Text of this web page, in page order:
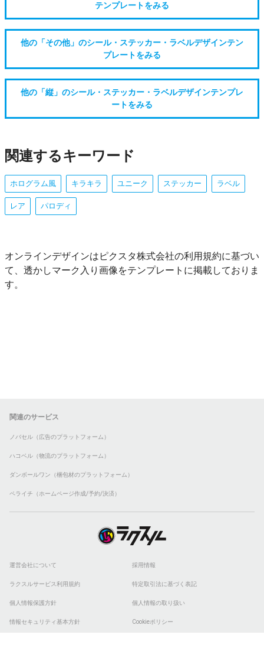
テンプレートをみる
他の「その他」のシール・ステッカー・ラベルデザインテン
プレートをみる
他の「縦」のシール・ステッカー・ラベルデザインテンプレ
ートをみる
関連するキーワード
ホログラム風 キラキラ ユニーク ステッカー ラベル
レア パロディ
オンラインデザインはピクスタ株式会社の利用規約に基づい
て、透かしマーク入り画像をテンプレートに掲載しておりま
す。
関連のサービス
ノバセル（広告のプラットフォーム）
ハコベル（物流のプラットフォーム）
ダンボールワン（梱包材のプラットフォーム）
ペライチ（ホームページ作成/予約/決済）
運営会社について 採用情報
ラクスルサービス利用規約 特定取引法に基づく表記
個人情報保護方針 個人情報の取り扱い
情報セキュリティ基本方針 Cookieポリシー